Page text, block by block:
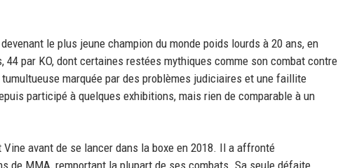
le plus jeune champion du monde poids lourds à 20 ans, en
par KO, dont certaines restées mythiques comme son combat contre
marquée par des problèmes judiciaires et une faillite
participé à quelques exhibitions, mais rien de comparable à un
avant de se lancer dans la boxe en 2018. Il a affronté
de MMA, remportant la plupart de ses combats. Sa seule défaite